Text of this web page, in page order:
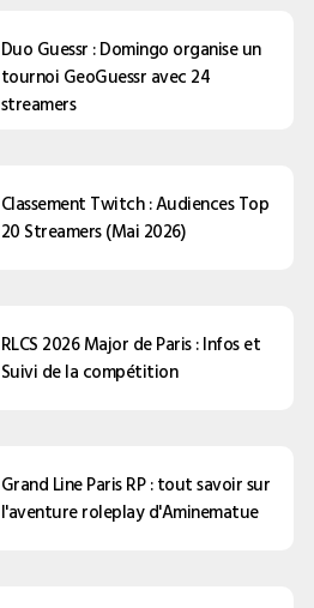
Duo Guessr : Domingo organise un
tournoi GeoGuessr avec 24
streamers
Classement Twitch : Audiences Top
20 Streamers (Mai 2026)
RLCS 2026 Major de Paris : Infos et
Suivi de la compétition
Grand Line Paris RP : tout savoir sur
l'aventure roleplay d'Aminematue